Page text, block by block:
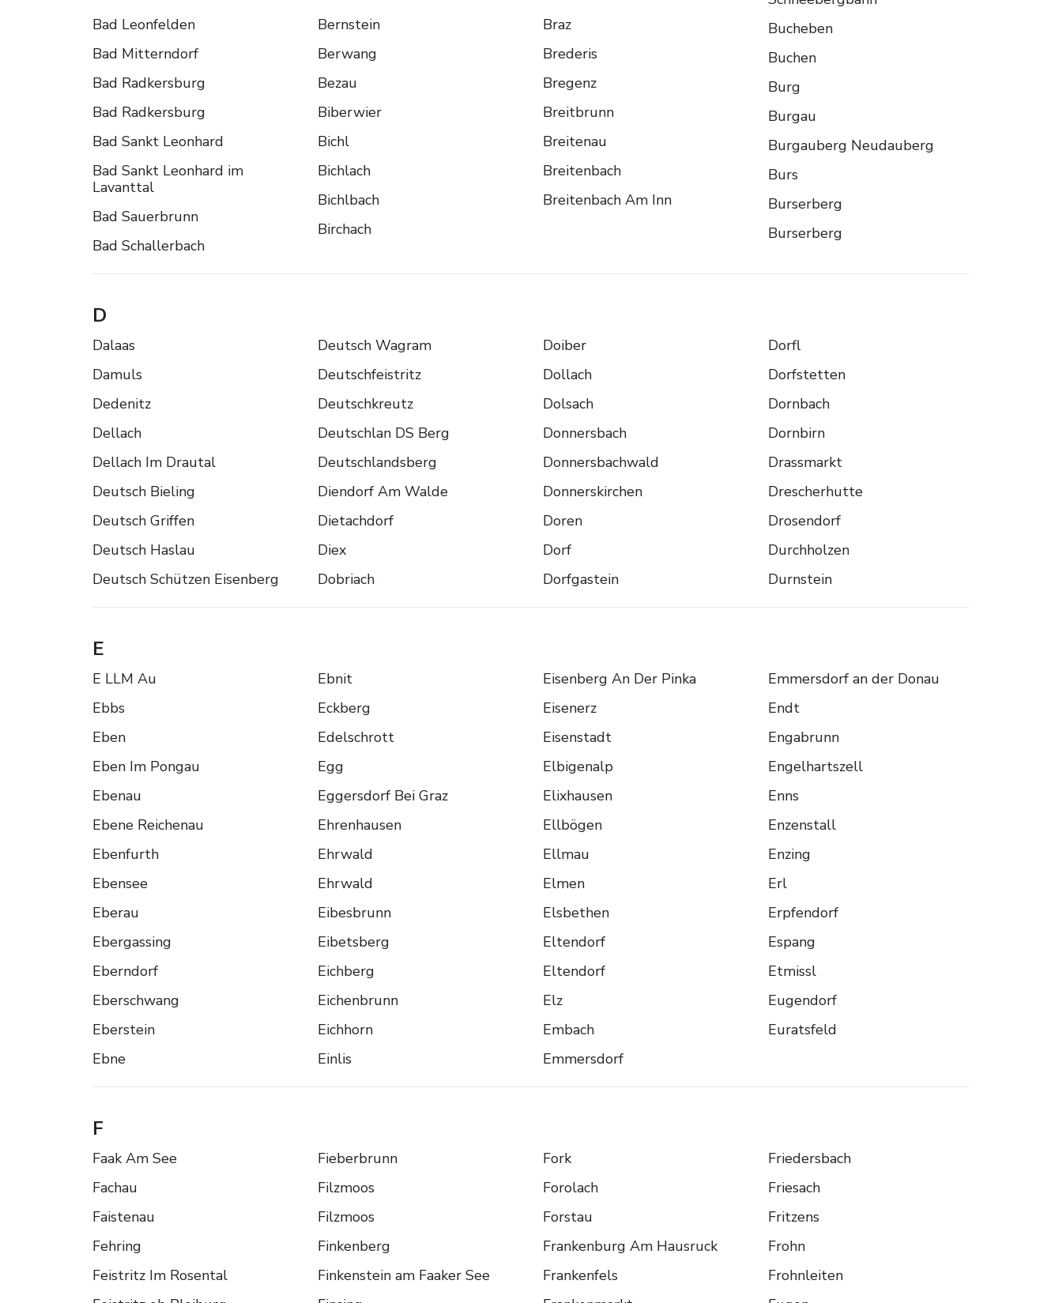
Bad Leonfelden
Bad Mitterndorf
Bad Radkersburg
Bad Radkersburg
Bad Sankt Leonhard
Bad Sankt Leonhard im
Lavanttal
Bad Sauerbrunn
Bad Schallerbach
Bernstein
Berwang
Bezau
Biberwier
Bichl
Bichlach
Bichlbach
Birchach
Braz
Brederis
Bregenz
Breitbrunn
Breitenau
Breitenbach
Breitenbach Am Inn
Bucheben
Buchen
Burg
Burgau
Burgauberg Neudauberg
Burs
Burserberg
Burserberg
D
Dalaas
Damuls
Dedenitz
Dellach
Dellach Im Drautal
Deutsch Bieling
Deutsch Griffen
Deutsch Haslau
Deutsch Schützen Eisenberg
Deutsch Wagram
Deutschfeistritz
Deutschkreutz
Deutschlan DS Berg
Deutschlandsberg
Diendorf Am Walde
Dietachdorf
Diex
Dobriach
Doiber
Dollach
Dolsach
Donnersbach
Donnersbachwald
Donnerskirchen
Doren
Dorf
Dorfgastein
Dorfl
Dorfstetten
Dornbach
Dornbirn
Drassmarkt
Drescherhutte
Drosendorf
Durchholzen
Durnstein
E
E LLM Au
Ebbs
Eben
Eben Im Pongau
Ebenau
Ebene Reichenau
Ebenfurth
Ebensee
Eberau
Ebergassing
Eberndorf
Eberschwang
Eberstein
Ebne
Ebnit
Eckberg
Edelschrott
Egg
Eggersdorf Bei Graz
Ehrenhausen
Ehrwald
Ehrwald
Eibesbrunn
Eibetsberg
Eichberg
Eichenbrunn
Eichhorn
Einlis
Eisenberg An Der Pinka
Eisenerz
Eisenstadt
Elbigenalp
Elixhausen
Ellbögen
Ellmau
Elmen
Elsbethen
Eltendorf
Eltendorf
Elz
Embach
Emmersdorf
Emmersdorf an der Donau
Endt
Engabrunn
Engelhartszell
Enns
Enzenstall
Enzing
Erl
Erpfendorf
Espang
Etmissl
Eugendorf
Euratsfeld
F
Faak Am See
Fachau
Faistenau
Fehring
Feistritz Im Rosental
Fieberbrunn
Filzmoos
Filzmoos
Finkenberg
Finkenstein am Faaker See
Fork
Forolach
Forstau
Frankenburg Am Hausruck
Frankenfels
Friedersbach
Friesach
Fritzens
Frohn
Frohnleiten